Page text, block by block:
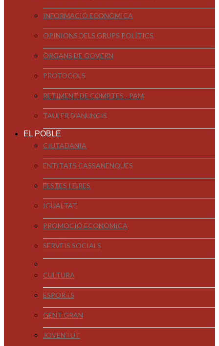
INFORMACIÓ ECONÒMICA
OPINIONS DELS GRUPS POLÍTICS
ÒRGANS DE GOVERN
PROTOCOLS
RETIMENT DE COMPTES - PAM
TAULER D'ANUNCIS
EL POBLE
CIUTADANIA
ENTITATS CASSANENQUES
FESTES I FIRES
IGUALTAT
PROMOCIÓ ECONÒMICA
SERVEIS SOCIALS
CULTURA
ESPORTS
GENT GRAN
JOVENTUT